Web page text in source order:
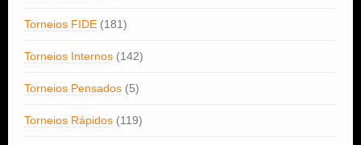
Torneios FIDE (181)
Torneios Internos (142)
Torneios Pensados (5)
Torneios Rápidos (119)